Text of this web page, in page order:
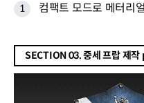
컴팩트 모드로 메터리
SECTION 03. 중세 프랍 제